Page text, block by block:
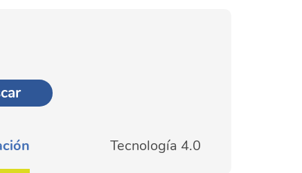
Tecnología 4.0